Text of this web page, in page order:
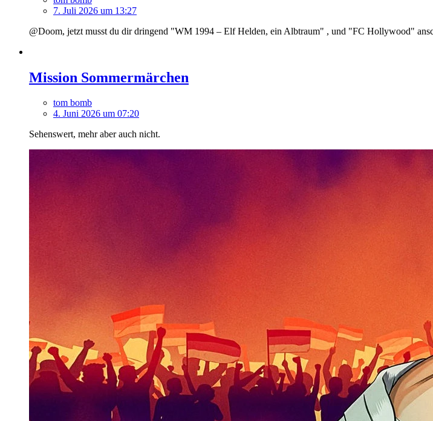
7. Juli 2026 um 13:27
@Doom, jetzt musst du dir dringend "WM 1994 – Elf Helden, ein Albtraum" , und "FC Hollywood"
Mission Sommermärchen
tom bomb
4. Juni 2026 um 07:20
Sehenswert, mehr aber auch nicht.